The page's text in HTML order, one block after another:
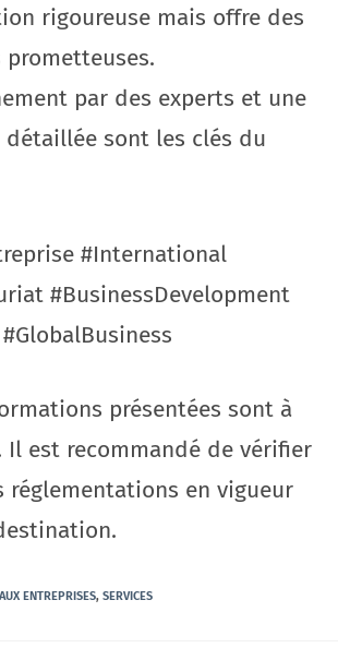
rigoureuse mais offre des
prometteuses.
par des experts et une
sont les clés du
#International
#BusinessDevelopment
présentées sont à
Il est recommandé de vérifier
réglementations en vigueur
ENTREPRISES, SERVICES